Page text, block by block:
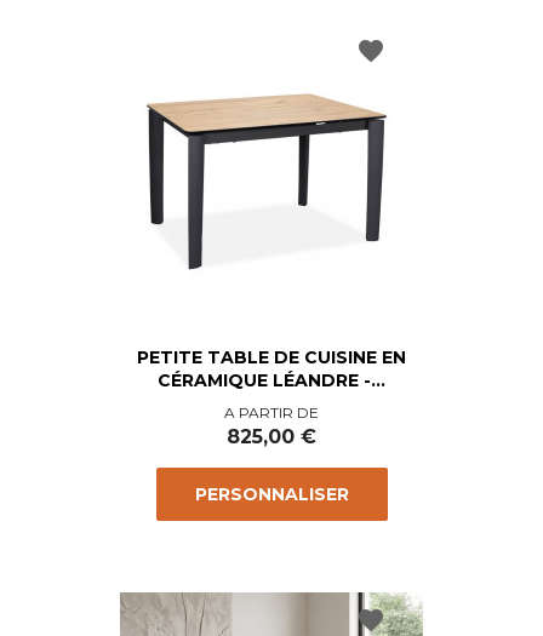
PETITE TABLE DE CUISINE EN
CÉRAMIQUE LÉANDRE -...
Prix
A PARTIR DE
825,00 €
PERSONNALISER
favorite
favorite